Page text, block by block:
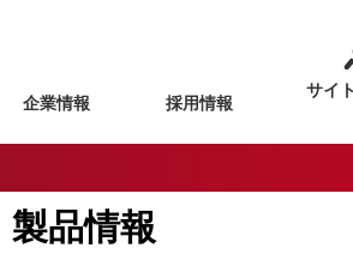
企業情報 採用情報
サイ
製品情報